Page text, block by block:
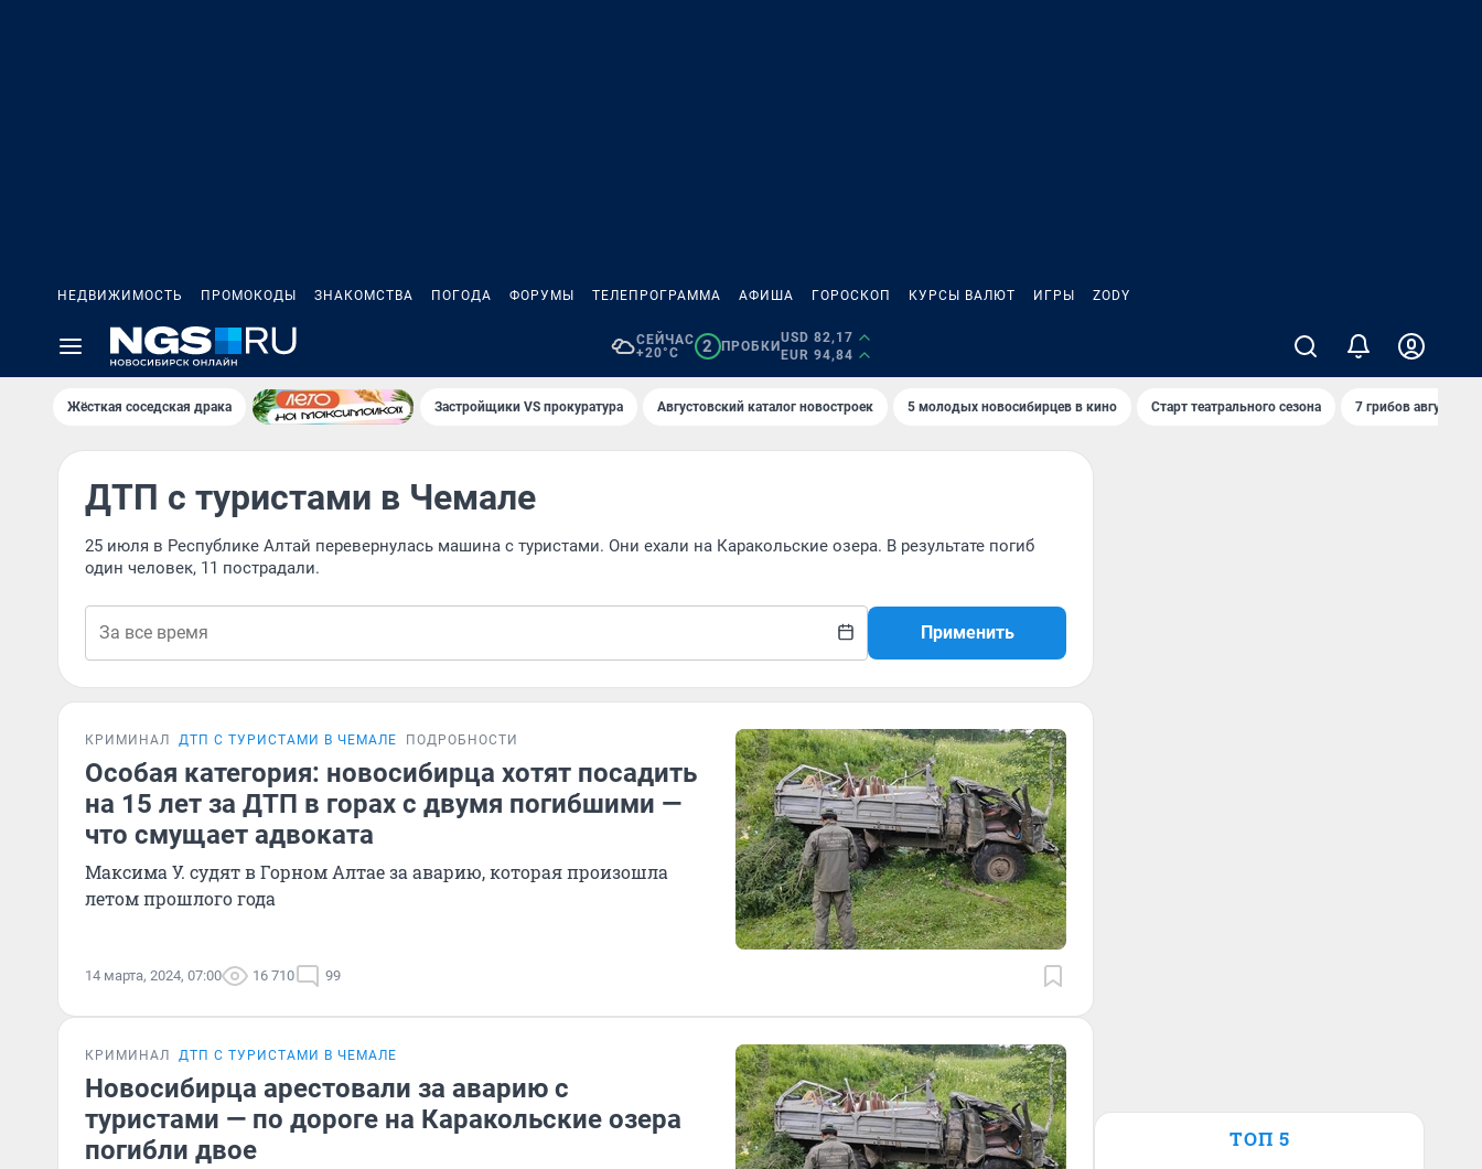
НЕДВИЖИМОСТЬ ПРОМОКОДЫ ЗНАКОМСТВА ПОГОДА ФОРУМЫ ТЕЛЕПРОГРАММА АФИША ГОРОСКОП КУРСЫ ВАЛЮТ ИГРЫ ZODY
СЕЙЧАС
+20°C
2 ПРОБКИ
USD 82,17
EUR 94,84
Жёсткая соседская драка Застройщики VS прокуратура Августовский каталог новостроек 5 молодых новосибирцев в кино Старт театрального сезона 7 грибов августа
ДТП с туристами в Чемале
25 июля в Республике Алтай перевернулась машина с туристами. Они ехали на Каракольские озера. В результате погиб
один человек, 11 пострадали.
Применить
КРИМИНАЛ ДТП С ТУРИСТАМИ В ЧЕМАЛЕ ПОДРОБНОСТИ
Особая категория: новосибирца хотят посадить
на 15 лет за ДТП в горах с двумя погибшими —
что смущает адвоката
Максима У. судят в Горном Алтае за аварию, которая произошла
летом прошлого года
14 марта, 2024, 07:00 16 710 99
КРИМИНАЛ ДТП С ТУРИСТАМИ В ЧЕМАЛЕ
Новосибирца арестовали за аварию с
туристами — по дороге на Каракольские озера
погибли двое
ТОП 5